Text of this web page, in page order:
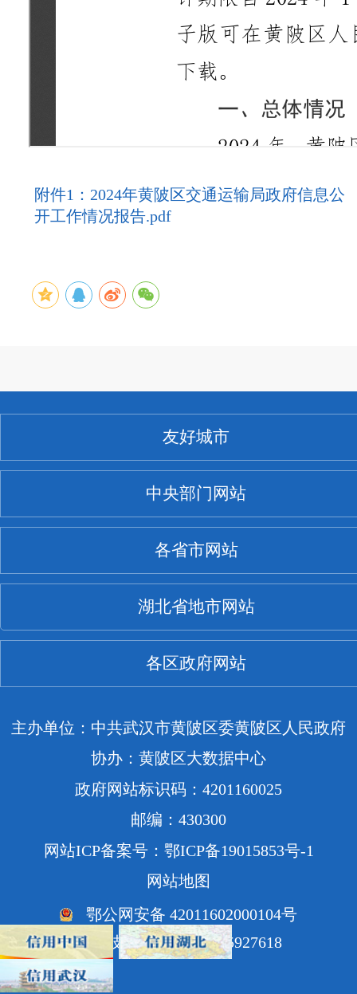
附件1：2024年黄陂区交通运输局政府信息公
开工作情况报告.pdf
友好城市
中央部门网站
各省市网站
湖北省地市网站
各区政府网站
主办单位：中共武汉市黄陂区委黄陂区人民政府
协办：黄陂区大数据中心
政府网站标识码：4201160025
邮编：430300
网站ICP备案号：鄂ICP备19015853号-1
网站地图
鄂公网安备 42011602000104号
网站技术支持电话：85927618